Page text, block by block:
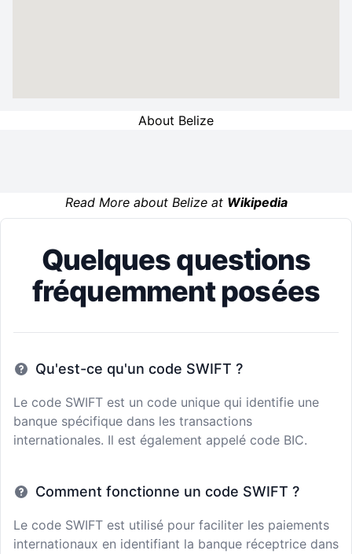
About Belize
Read More about Belize at Wikipedia
Quelques questions
fréquemment posées
Qu'est-ce qu'un code SWIFT ?
Le code SWIFT est un code unique qui identifie une
banque spécifique dans les transactions
internationales. Il est également appelé code BIC.
Comment fonctionne un code SWIFT ?
Le code SWIFT est utilisé pour faciliter les paiements
internationaux en identifiant la banque réceptrice dans